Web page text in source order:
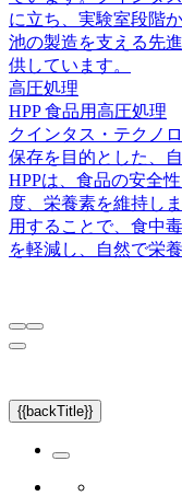
に立ち、実験室段階
池の製造を支える先
供しています。
高圧処理
HPP 食品用高圧処理
クインタス・テクノ
保存を目的とした、
HPPは、食品の安全
度、栄養素を維持し
用することで、食中
を軽減し、自然で栄
{{backTitle}}